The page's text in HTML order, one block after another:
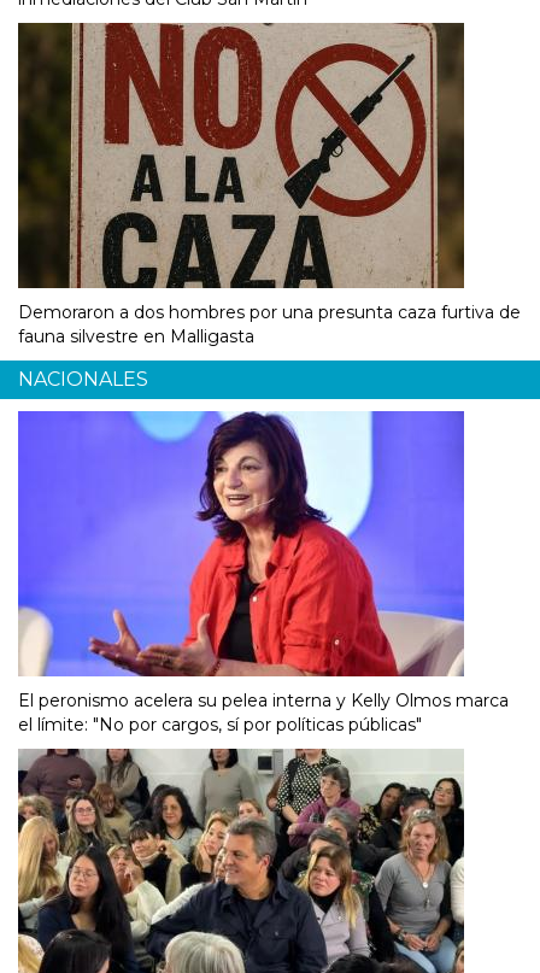
Demoraron a dos hombres por una presunta caza furtiva de
fauna silvestre en Malligasta
NACIONALES
El peronismo acelera su pelea interna y Kelly Olmos marca
el límite: "No por cargos, sí por políticas públicas"